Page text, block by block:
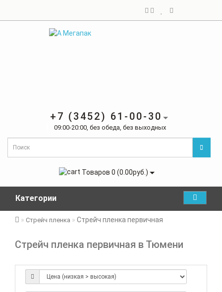
+7 (3452) 61-00-30
09:00-20:00, без обеда, без выходных
Товаров 0 (0.00руб.)
Категории
Стрейч пленка Стрейч пленка первичная
Стрейч пленка первичная в Тюмени